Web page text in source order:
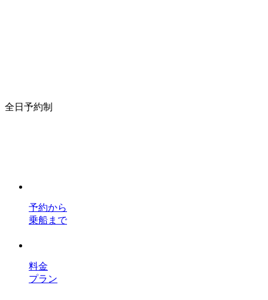
全日予約制
予約から
乗船まで
料金
プラン